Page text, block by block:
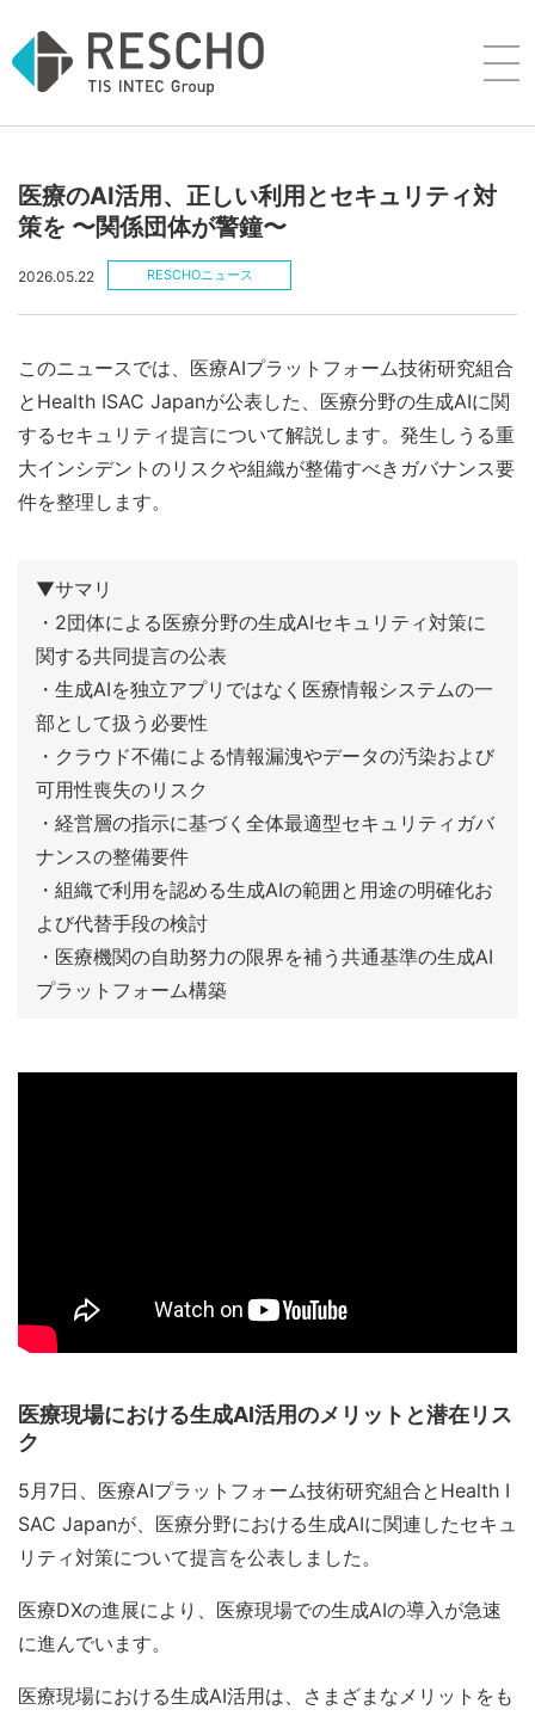
医療のAI活用、正しい利用とセキュリティ対
策を 〜関係団体が警鐘〜
2026.05.22 RESCHOニュース
このニュースでは、医療AIプラットフォーム技術研究組合
とHealth ISAC Japanが公表した、医療分野の生成AIに関
するセキュリティ提言について解説します。発生しうる重
大インシデントのリスクや組織が整備すべきガバナンス要
件を整理します。
・2団体による医療分野の生成AIセキュリティ対策に
関する共同提言の公表
・生成AIを独立アプリではなく医療情報システムの一
部として扱う必要性
・クラウド不備による情報漏洩やデータの汚染および
可用性喪失のリスク
・経営層の指示に基づく全体最適型セキュリティガバ
ナンスの整備要件
・組織で利用を認める生成AIの範囲と用途の明確化お
よび代替手段の検討
・医療機関の自助努力の限界を補う共通基準の生成AI
プラットフォーム構築
医療現場における生成AI活用のメリットと潜在リス
ク
5月7日、医療AIプラットフォーム技術研究組合とHealth I
SAC Japanが、医療分野における生成AIに関連したセキュ
リティ対策について提言を公表しました。
医療DXの進展により、医療現場での生成AIの導入が急速
に進んでいます。
医療現場における生成AI活用は、さまざまなメリットをも